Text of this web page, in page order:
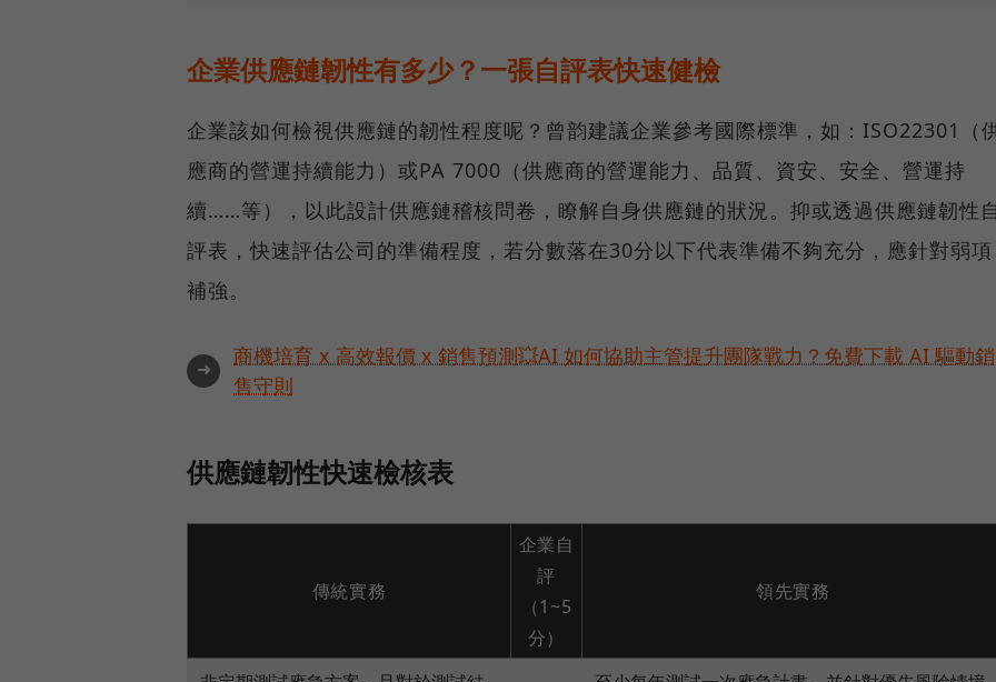
企業供應鏈韌性有多少？一張自評表快速健檢
企業該如何檢視供應鏈的韌性程度呢？曾韵建議企業參考國際標準，如：ISO22301（
應商的營運持續能力）或PA 7000（供應商的營運能力、品質、資安、安全、營運持
續……等），以此設計供應鏈稽核問卷，瞭解自身供應鏈的狀況。抑或透過供應鏈韌性
評表，快速評估公司的準備程度，若分數落在30分以下代表準備不夠充分，應針對弱項
補強。
➜
商機培育 x 高效報價 x 銷售預測💥AI 如何協助主管提升團隊戰力？免費下載 AI 驅動銷
售守則
供應鏈韌性快速檢核表
傳統實務
企業自
評
（1~5
分）
領先實務